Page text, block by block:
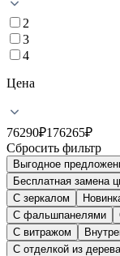
2
3
4
Цена
76290₽176265₽
Сбросить фильтр
Выгодное
Бесплатная замена
С зеркалом
С фальшпанелями
С витражом
С отделкой из дерева